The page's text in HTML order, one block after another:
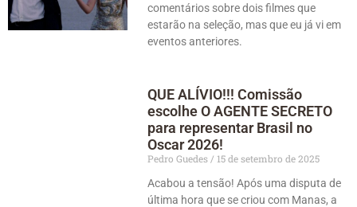
comentários sobre dois filmes que
estarão na seleção, mas que eu já vi em
eventos anteriores.
QUE ALÍVIO!!! Comissão
escolhe O AGENTE SECRETO
para representar Brasil no
Oscar 2026!
Pedro Guedes
15 de setembro de 2025
Acabou a tensão! Após uma disputa de
última hora que se criou com Manas, a